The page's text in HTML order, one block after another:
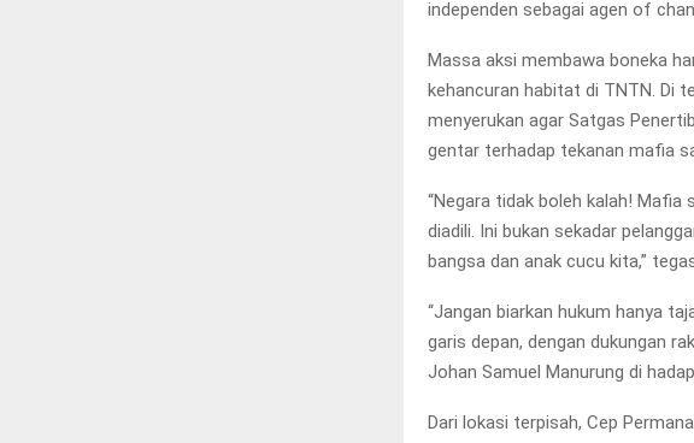
independen sebagai agen of
Massa aksi membawa boneka
kehancuran habitat di TNTN. Di
menyerukan agar Satgas
gentar terhadap tekanan mafia
“Negara tidak boleh kalah!
diadili. Ini bukan sekadar
bangsa dan anak cucu kita,”
“Jangan biarkan hukum hanya
garis depan, dengan dukungan
Johan Samuel Manurung di
Dari lokasi terpisah, Cep